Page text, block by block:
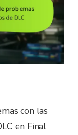
con las
en Final